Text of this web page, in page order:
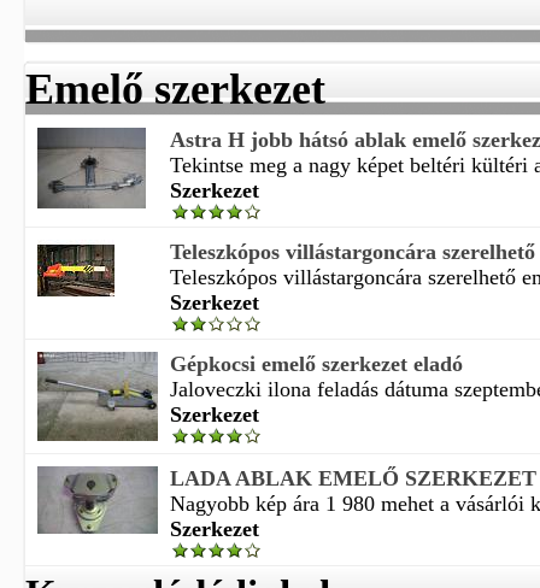
Emelő szerkezet
Astra H jobb hátsó ablak emelő
Tekintse meg a nagy képet beltéri kültéri
Szerkezet
Teleszkópos villástargoncára
Teleszkópos villástargoncára szerelhető
Szerkezet
Gépkocsi emelő szerkezet eladó
Jaloveczki ilona feladás dátuma
Szerkezet
LADA ABLAK EMELŐ SZERKEZET
Nagyobb kép ára 1 980 mehet a vásárlói
Szerkezet